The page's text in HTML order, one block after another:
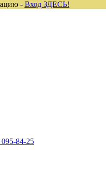
84-25
- Вход ЗДЕСЬ!